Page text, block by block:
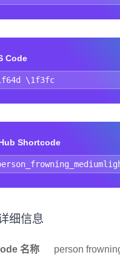
Code
Shortcode
细信息
名称
person